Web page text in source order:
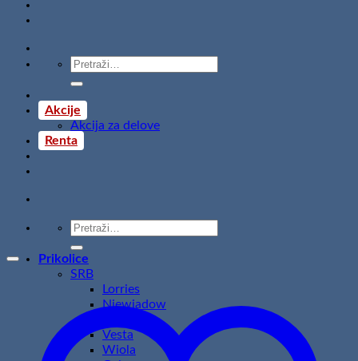
Pretraži:
Akcije
Akcija za delove
Renta
Pretraži:
Prikolice
SRB
Lorries
Niewiadow
Vesta
Wiola